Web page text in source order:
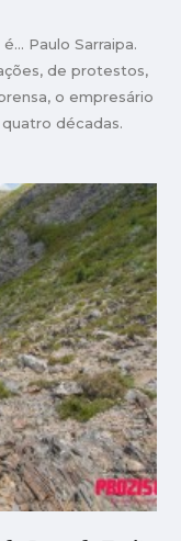
Paulo Sarraipa.
de protestos,
o empresário
décadas.